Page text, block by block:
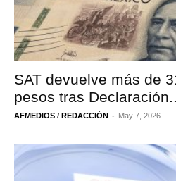
SAT devuelve más de
pesos tras
AFMEDIOS / REDACCIÓN - May 7, 2026